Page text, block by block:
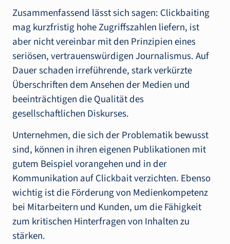
Zusammenfassend lässt sich sagen: Clickbaiting
mag kurzfristig hohe Zugriffszahlen liefern, ist
aber nicht vereinbar mit den Prinzipien eines
seriösen, vertrauenswürdigen Journalismus. Auf
Dauer schaden irreführende, stark verkürzte
Überschriften dem Ansehen der Medien und
beeinträchtigen die Qualität des
gesellschaftlichen Diskurses.
Unternehmen, die sich der Problematik bewusst
sind, können in ihren eigenen Publikationen mit
gutem Beispiel vorangehen und in der
Kommunikation auf Clickbait verzichten. Ebenso
wichtig ist die Förderung von Medienkompetenz
bei Mitarbeitern und Kunden, um die Fähigkeit
zum kritischen Hinterfragen von Inhalten zu
stärken.